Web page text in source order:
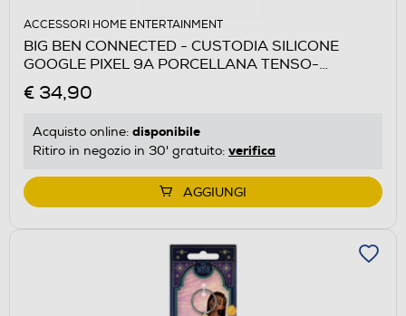
ACCESSORI HOME ENTERTAINMENT
BIG BEN CONNECTED - CUSTODIA SILICONE
GOOGLE PIXEL 9A PORCELLANA TENSO-
Porcellana
€ 34,90
Acquisto online: disponibile
Ritiro in negozio in 30' gratuito: verifica
AGGIUNGI